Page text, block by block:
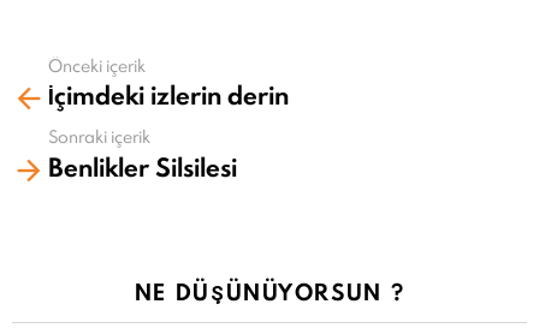
Daha
fazla
Önceki içerik
İçimdeki izlerin derin
Sonraki içerik
Benlikler Silsilesi
NE DÜŞÜNÜYORSUN ?